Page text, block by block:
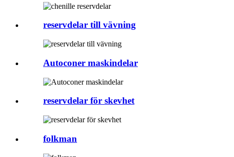
reservdelar till vävning
Autoconer maskindelar
reservdelar för skevhet
folkman